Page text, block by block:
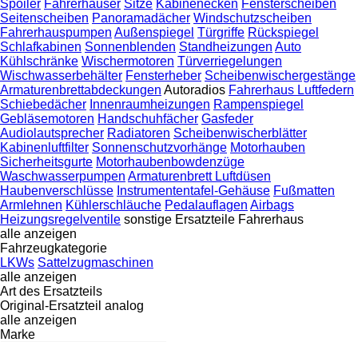
Spoiler Fahrerhäuser Sitze Kabinenecken Fensterscheiben
Seitenscheiben Panoramadächer Windschutzscheiben
Fahrerhauspumpen Außenspiegel Türgriffe Rückspiegel
Schlafkabinen Sonnenblenden Standheizungen Auto
Kühlschränke Wischermotoren Türverriegelungen
Wischwasserbehälter Fensterheber Scheibenwischergestänge
Armaturenbrettabdeckungen Autoradios Fahrerhaus Luftfedern
Schiebedächer Innenraumheizungen Rampenspiegel
Gebläsemotoren Handschuhfächer Gasfeder
Audiolautsprecher Radiatoren Scheibenwischerblätter
Kabinenluftfilter Sonnenschutzvorhänge Motorhauben
Sicherheitsgurte Motorhaubenbowdenzüge
Waschwasserpumpen Armaturenbrett Luftdüsen
Haubenverschlüsse Instrumententafel-Gehäuse Fußmatten
Armlehnen Kühlerschläuche Pedalauflagen Airbags
Heizungsregelventile sonstige Ersatzteile Fahrerhaus
alle anzeigen
Fahrzeugkategorie
LKWs Sattelzugmaschinen
alle anzeigen
Art des Ersatzteils
Original-Ersatzteil analog
alle anzeigen
Marke